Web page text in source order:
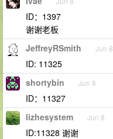
ID：1397
谢谢老板
JeffreyRSmith Jun 8
ID: 11325
shortybin Jun 8
ID：11327
lizhesystem Jun 8
ID:11328 谢谢